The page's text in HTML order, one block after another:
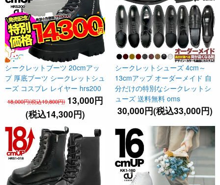
シークレットブーツ 20cmアッ
プ 厚底ブーツ シークレットシュ
ーズ コスプレ レイヤー hrs200
18,000円(税込19,800円) 13,000円
(税込14,300円)
シークレットシューズ 4cm～
13cmアップ オーダーメイド 自
分だけの特別なシークレットシ
ューズ 送料無料 oms
30,000円(税込33,000円)